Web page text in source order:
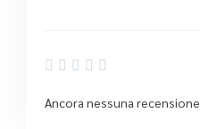
    
Ancora nessuna recensione